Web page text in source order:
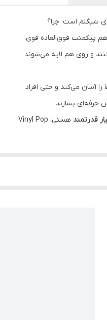
پیگمنت فوق‌العاده قوی.
و روی هم لایه می‌شوند
را آسان می‌کند و حتی افراد
حرفه‌ای بسازند.
قدرتمند
هستی، Vinyl Pop